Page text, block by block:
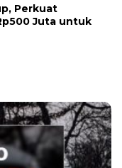
Perkuat
Juta untuk